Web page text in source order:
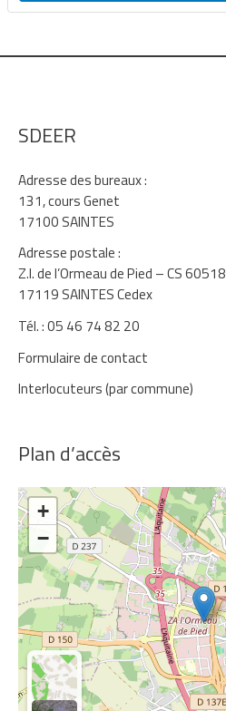
SDEER
Adresse des bureaux :
131, cours Genet
17100 SAINTES
Adresse postale :
Z.I. de l’Ormeau de Pied – CS 60518
17119 SAINTES Cedex
Tél. : 05 46 74 82 20
Formulaire de contact
Interlocuteurs (par commune)
Plan d’accès
+
−